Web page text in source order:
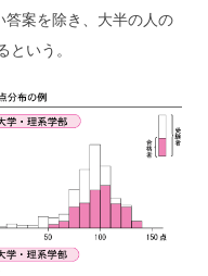
案を除き、大半の人の
いう。